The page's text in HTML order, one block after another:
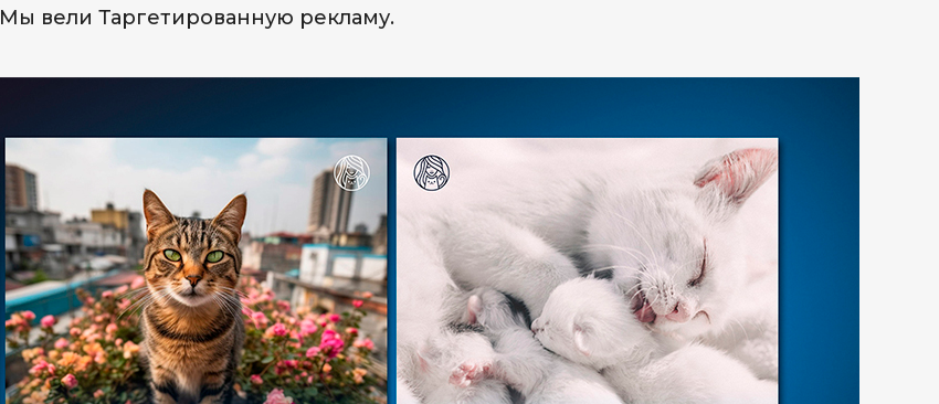
Мы вели Таргетированную рекламу.